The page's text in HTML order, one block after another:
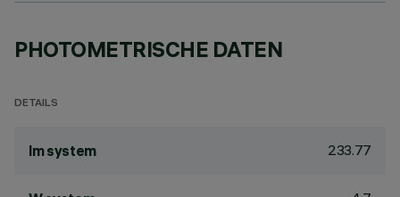
PHOTOMETRISCHE DATEN
DETAILS
lm system 233.77